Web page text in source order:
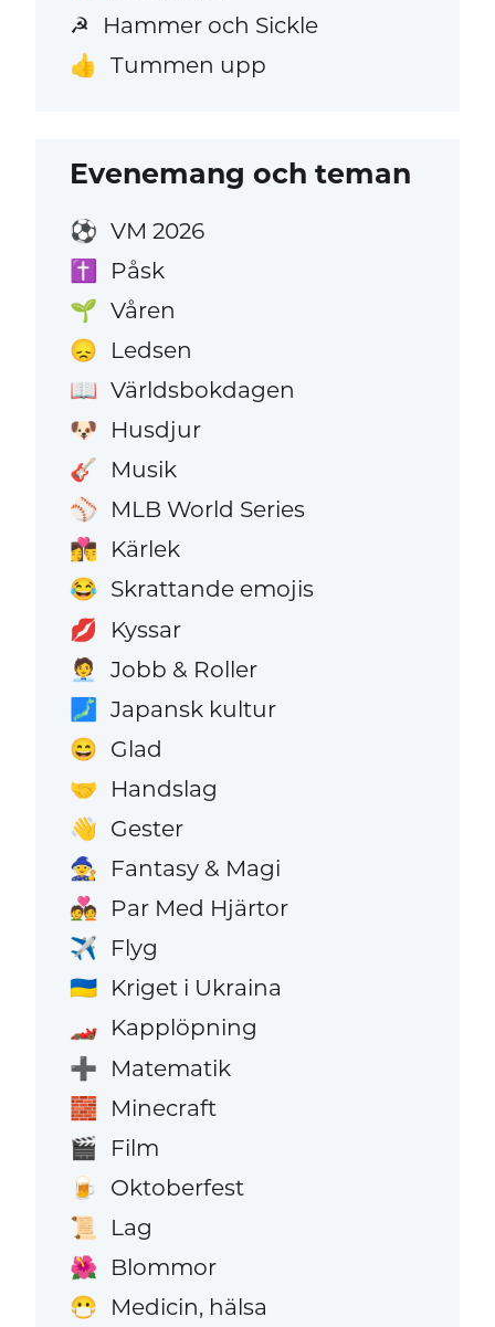
☭ Hammer och Sickle
👍 Tummen upp
Evenemang och teman
⚽ VM 2026
✝️ Påsk
🌱 Våren
😞 Ledsen
📖 Världsbokdagen
🐶 Husdjur
🎸 Musik
⚾ MLB World Series
👩‍❤️‍💋‍👨 Kärlek
😂 Skrattande emojis
💋 Kyssar
🧑‍💼 Jobb & Roller
🗾 Japansk kultur
😄 Glad
🤝 Handslag
👋 Gester
🧙 Fantasy & Magi
💑 Par Med Hjärtor
✈️ Flyg
🇺🇦 Kriget i Ukraina
🏎️ Kapplöpning
➕ Matematik
🧱 Minecraft
🎬 Film
🍺 Oktoberfest
📜 Lag
🌺 Blommor
😷 Medicin, hälsa